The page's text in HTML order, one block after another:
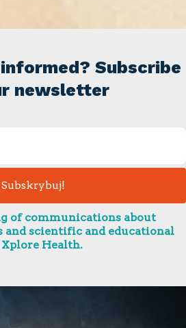
Subscribe
newsletter
of communications about
scientific and educational
Health.